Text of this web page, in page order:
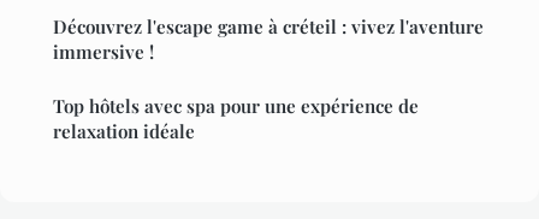
Découvrez l'escape game à créteil : vivez l'aventure
immersive !
Top hôtels avec spa pour une expérience de
relaxation idéale